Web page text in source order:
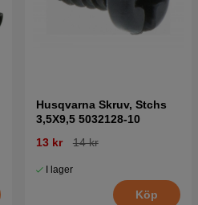
Husqvarna Skruv, Stchs
3,5X9,5 5032128-10
13 kr
14 kr
I lager
Köp